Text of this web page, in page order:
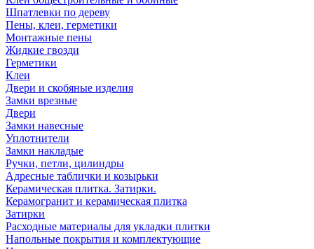
Шпатлевки по дереву
Пены, клеи, герметики
Монтажные пены
Жидкие гвозди
Герметики
Клеи
Двери и скобяные изделия
Замки врезные
Двери
Замки навесные
Уплотнители
Замки накладые
Ручки, петли, цилиндры
Адресные таблички и козырьки
Керамическая плитка. Затирки.
Керамогранит и керамическая плитка
Затирки
Расходные материалы для укладки плитки
Напольные покрытия и комплектующие